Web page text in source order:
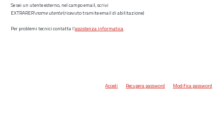
Se sei un utente esterno, nel campo email, scrivi
EXTRARER\nome utente(ricevuto tramite email di abilitazione)
Per problemi tecnici contatta l’assistenza informatica.
Accedi Recupera password Modifica password